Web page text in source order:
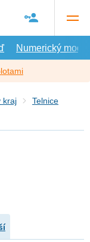
Numerický model
kraj
Telnice